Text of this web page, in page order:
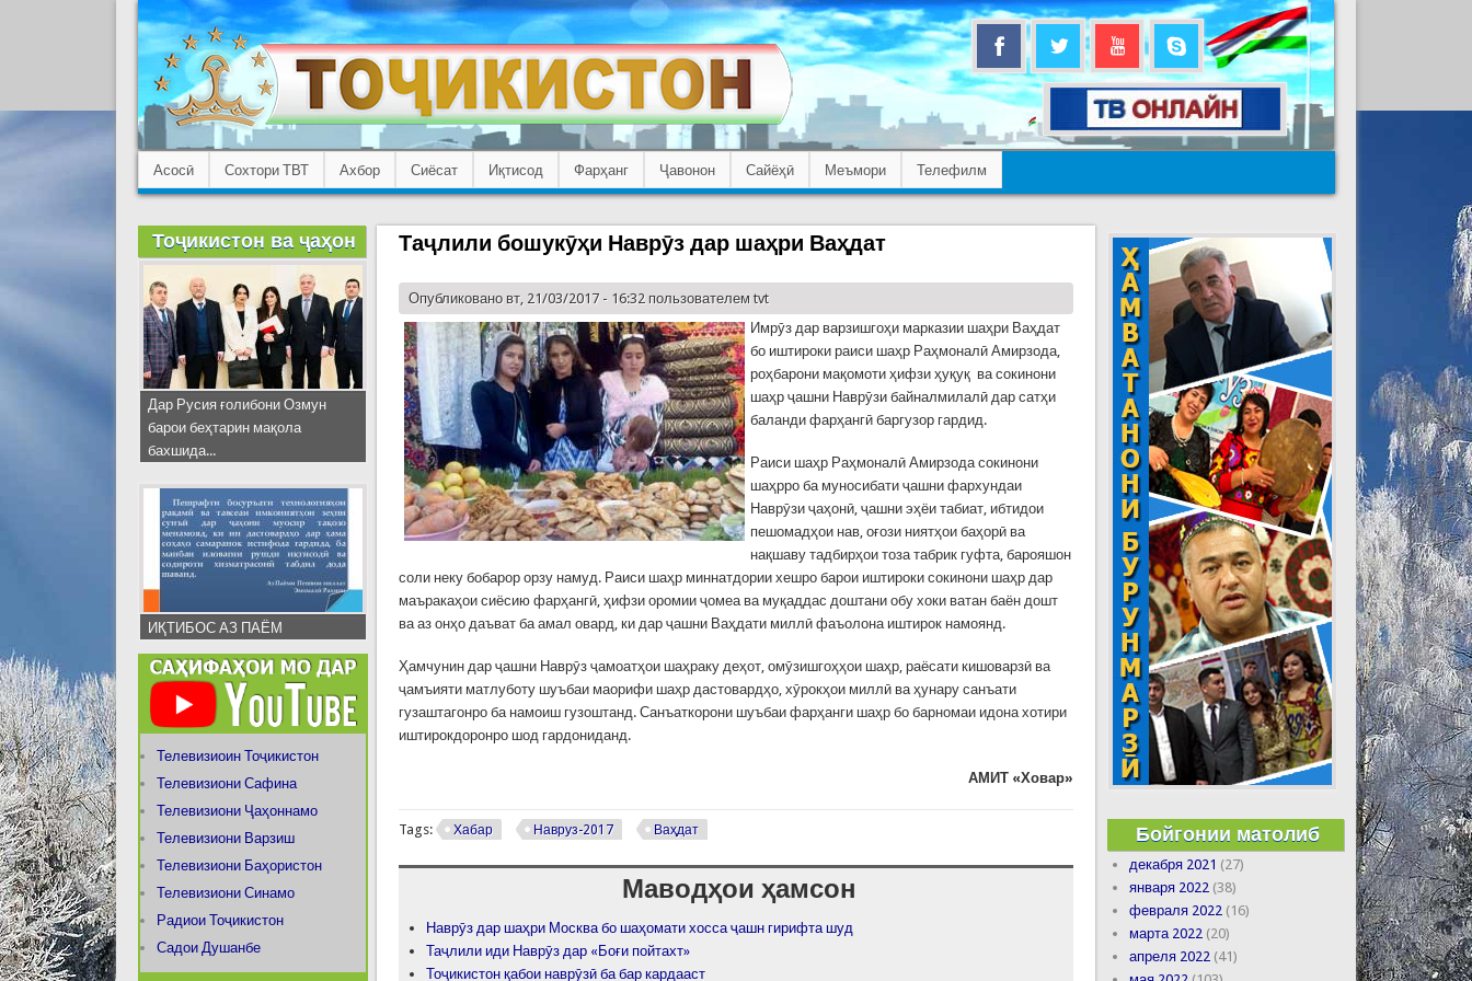
Асосӣ Сохтори ТВТ Ахбор Сиёсат Иқтисод Фарҳанг Ҷавонон Сайёҳӣ Меъмори Телефилм
Таҷлили бошукӯҳи Наврӯз дар шаҳри Ваҳдат
Опубликовано вт, 21/03/2017 - 16:32 пользователемtvt
Имрӯз дар варзишгоҳи марказии шаҳри Ваҳдат
бо иштироки раиси шаҳр Раҳмоналӣ Амирзода,
роҳбарони мақомоти ҳифзи ҳуқуқ ва сокинони
шаҳр ҷашни Наврӯзи байналмилалӣ дар сатҳи
баланди фарҳангӣ баргузор гардид.
Раиси шаҳр Раҳмоналӣ Амирзода сокинони
шаҳрро ба муносибати ҷашни фархундаи
Наврӯзи ҷаҳонӣ, ҷашни эҳёи табиат, ибтидои
пешомадҳои нав, оғози ниятҳои баҳорӣ ва
нақшаву тадбирҳои тоза табрик гуфта, барояшон
соли неку бобарор орзу намуд. Раиси шаҳр миннатдории хешро барои иштироки сокинони шаҳр дар
маъракаҳои сиёсию фарҳангӣ, ҳифзи оромии ҷомеа ва муқаддас доштани обу хоки ватан баён дошт
ва аз онҳо даъват ба амал овард, ки дар ҷашни Ваҳдати миллӣ фаъолона иштирок намоянд.
Ҳамчунин дар ҷашни Наврӯз ҷамоатҳои шаҳраку деҳот, омӯзишгоҳҳои шаҳр, раёсати кишоварзӣ ва
ҷамъияти матлуботу шуъбаи маорифи шаҳр дастовардҳо, хӯрокҳои миллӣ ва ҳунару санъати
гузаштагонро ба намоиш гузоштанд. Санъаткорони шуъбаи фарҳанги шаҳр бо барномаи идона хотири
иштирокдоронро шод гардониданд.
АМИТ «Ховар»
Tags: Хабар Навруз-2017 Ваҳдат
Маводҳои ҳамсон
Наврӯз дар шаҳри Москва бо шаҳомати хосса ҷашн гирифта шуд
Таҷлили иди Наврӯз дар «Боғи пойтахт»
Тоҷикистон қабои наврӯзӣ ба бар кардааст
Тоҷикистон ва ҷаҳон
Дар Русия ғолибони Озмун
барои беҳтарин мақола
бахшида...
ИҚТИБОС АЗ ПАЁМ
Телевизиоин Тоҷикистон
Телевизиони Сафина
Телевизиони Ҷаҳоннамо
Телевизиони Варзиш
Телевизиони Баҳористон
Телевизиони Синамо
Радиои Тоҷикистон
Садои Душанбе
Бойгонии матолиб
декабря 2021 (27)
января 2022 (38)
февраля 2022 (16)
марта 2022 (20)
апреля 2022 (41)